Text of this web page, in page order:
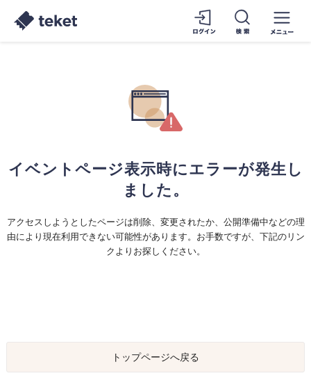
イベントページ表示時にエラーが発生し
ました。
アクセスしようとしたページは削除、変更されたか、公開準備中などの理
由により現在利用できない可能性があります。お手数ですが、下記のリン
クよりお探しください。
トップページへ戻る